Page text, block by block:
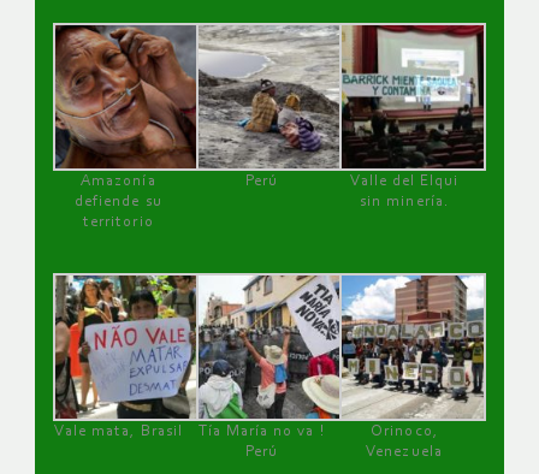
Amazonía
defiende su
territorio
Perú
Valle del Elqui
sin minería.
Vale mata, Brasil
Tía María no va !
Perú
Orinoco,
Venezuela